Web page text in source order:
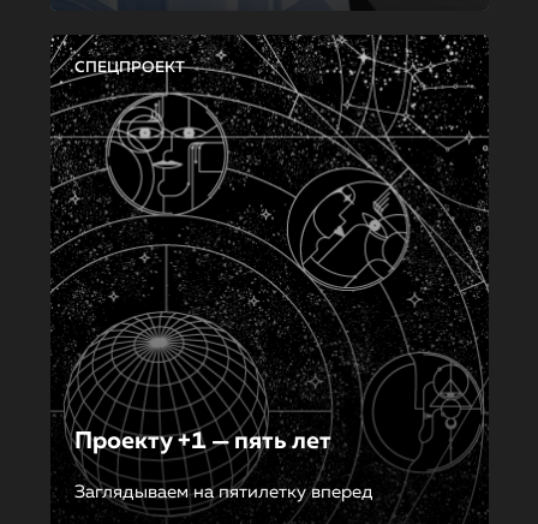
СПЕЦПРОЕКТ
Проекту +1 — пять лет
Заглядываем на пятилетку вперед